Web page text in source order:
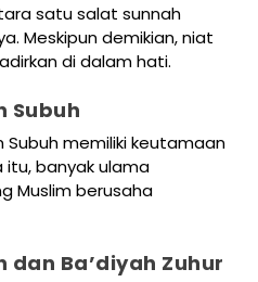
satu salat sunnah
Meskipun demikian, niat
di dalam hati.
Subuh
memiliki keutamaan
itu, banyak ulama
Muslim berusaha
Ba’diyah Zuhur